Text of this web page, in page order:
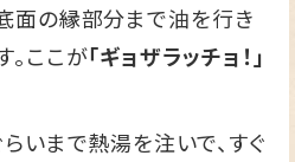
面の縁部分まで油を行き
。ここが「ギョザラッチョ！」
いまで熱湯を注いで、すぐ